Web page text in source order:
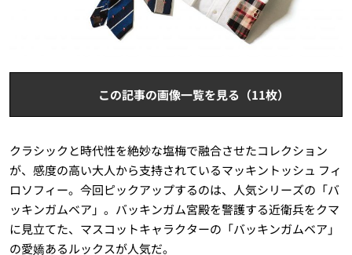
この記事の画像一覧を見る（11枚）
クラシックと時代性を絶妙な塩梅で融合させたコレクション
が、感度の高い大人から支持されているマッキントッシュ フィ
ロソフィー。今回ピックアップするのは、人気シリーズの「バ
ッキンガムベア」。バッキンガム宮殿を警護する近衛兵をクマ
に見立てた、マスコットキャラクターの「バッキンガムベア」
の愛嬌あるルックスが人気だ。